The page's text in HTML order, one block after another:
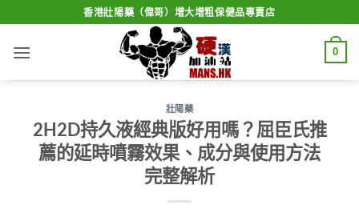
to
content
香港壯陽藥（偉哥）增大增粗保健品專賣店
0
壯陽藥
2H2D持久液經典版好用嗎？屈臣氏推
薦的延時噴霧效果、成分與使用方法
完整解析